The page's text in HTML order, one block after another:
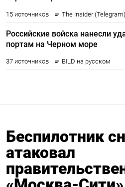
Беспилотник
атаковал